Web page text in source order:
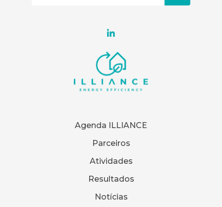
Agenda ILLIANCE
Parceiros
Atividades
Resultados
Notícias